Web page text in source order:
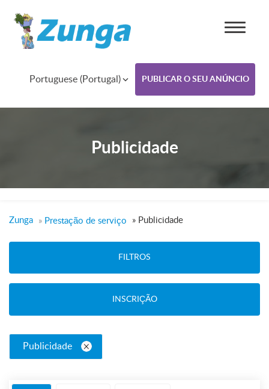
Portuguese (Portugal) PUBLICAR O SEU ANÚNCIO
Publicidade
Zunga » Prestação de serviço » Publicidade
FILTROS
INSCRIÇÃO
Publicidade